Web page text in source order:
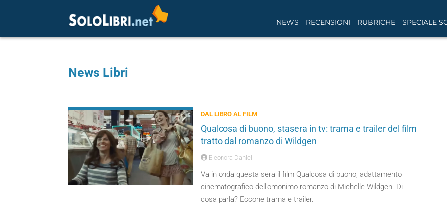
NEWS RECENSIONI RUBRICHE SPECIALE
News Libri
DAL LIBRO AL FILM
Qualcosa di buono, stasera in tv: trama e trailer del film
tratto dal romanzo di Wildgen
Eleonora Daniel
Va in onda questa sera il film Qualcosa di buono, adattamento
cinematografico dell’omonimo romanzo di Michelle Wildgen. Di
cosa parla? Eccone trama e trailer.